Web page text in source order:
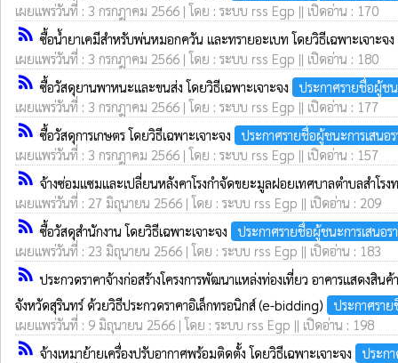
เผยแพร่วันที่ : 3 กรกฎาคม 2566 | โดย : ระบบ rss Egp || เปิดอ่าน : 170
rss_feed ซื้อน้ำยาเคมีสำหรับพ่นหมอกควัน และทรายอะเบท โดยวิธีเฉพาะเจาะจง
เผยแพร่วันที่ : 3 กรกฎาคม 2566 | โดย : ระบบ rss Egp || เปิดอ่าน : 180
rss_feed ซื้อวัสดุยานพาหนะและขนส่ง โดยวิธีเฉพาะเจาะจง
ประกาศรายชื่อผู้ชน
เผยแพร่วันที่ : 3 กรกฎาคม 2566 | โดย : ระบบ rss Egp || เปิดอ่าน : 177
rss_feed ซื้อวัสดุการเกษตร โดยวิธีเฉพาะเจาะจง
ประกาศรายชื่อผู้ชนะการเสนอร
เผยแพร่วันที่ : 3 กรกฎาคม 2566 | โดย : ระบบ rss Egp || เปิดอ่าน : 157
rss_feed จ้างซ่อมแซมและเปลี่ยนหลังคาโรงกำจัดขยะมูลฝอยเทศบาลตำบลสำโรง
เผยแพร่วันที่ : 27 มิถุนายน 2566 | โดย : ระบบ rss Egp || เปิดอ่าน : 209
rss_feed ซื้อวัสดุสำนักงาน โดยวิธีเฉพาะเจาะจง
ประกาศรายชื่อผู้ชนะการเสนอร
เผยแพร่วันที่ : 23 มิถุนายน 2566 | โดย : ระบบ rss Egp || เปิดอ่าน : 183
rss_feed ประกวดราคาจ้างก่อสร้างโครงการพัฒนาแหล่งท่องเที่ยว อาคารแสดงสิ
จังหวัดสุรินทร์ ด้วยวิธีประกวดราคาอิเล็กทรอนิกส์ (e-bidding)
ประกาศราย
เผยแพร่วันที่ : 9 มิถุนายน 2566 | โดย : ระบบ rss Egp || เปิดอ่าน : 198
rss_feed จ้างเหมาย้ายเครื่องปรับอากาศพร้อมติดตั้ง โดยวิธีเฉพาะเจาะจง
ประก